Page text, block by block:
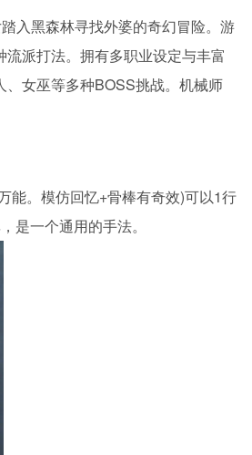
入黑森林寻找外婆的奇幻冒险。游
派打法。拥有多职业设定与丰富
女巫等多种BOSS挑战。机械师
能。模仿回忆+骨棒有奇效)可以1行
是一个通用的手法。